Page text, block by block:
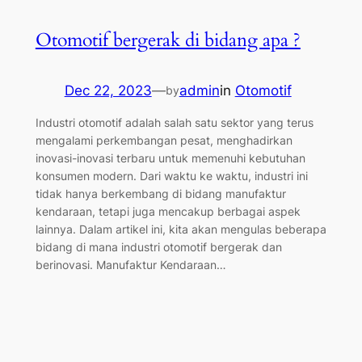
Otomotif bergerak di bidang apa ?
Dec 22, 2023—byadminin Otomotif
Industri otomotif adalah salah satu sektor yang terus
mengalami perkembangan pesat, menghadirkan
inovasi-inovasi terbaru untuk memenuhi kebutuhan
konsumen modern. Dari waktu ke waktu, industri ini
tidak hanya berkembang di bidang manufaktur
kendaraan, tetapi juga mencakup berbagai aspek
lainnya. Dalam artikel ini, kita akan mengulas beberapa
bidang di mana industri otomotif bergerak dan
berinovasi. Manufaktur Kendaraan…